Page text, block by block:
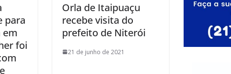
para
em
foi
Orla de Itaipuaçu
recebe visita do
prefeito de Niterói
21 de junho de 2021